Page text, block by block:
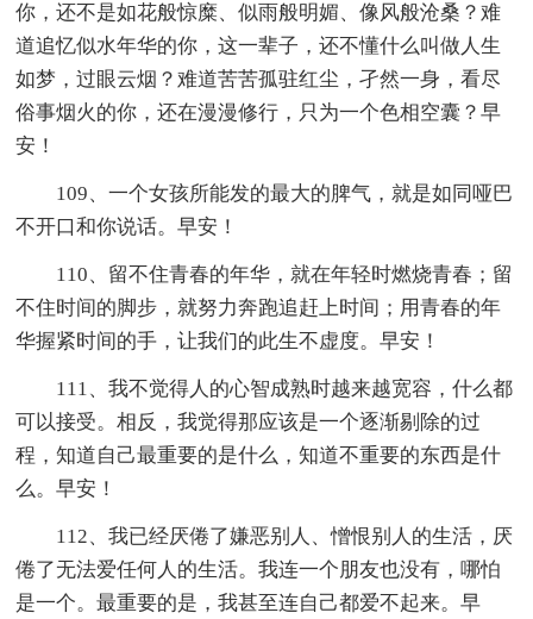
你，还不是如花般惊糜、似雨般明媚、像风般沧桑？难
道追忆似水年华的你，这一辈子，还不懂什么叫做人生
如梦，过眼云烟？难道苦苦孤驻红尘，孑然一身，看尽
俗事烟火的你，还在漫漫修行，只为一个色相空囊？早
安！
109、一个女孩所能发的最大的脾气，就是如同哑巴
不开口和你说话。早安！
110、留不住青春的年华，就在年轻时燃烧青春；留
不住时间的脚步，就努力奔跑追赶上时间；用青春的年
华握紧时间的手，让我们的此生不虚度。早安！
111、我不觉得人的心智成熟时越来越宽容，什么都
可以接受。相反，我觉得那应该是一个逐渐剔除的过
程，知道自己最重要的是什么，知道不重要的东西是什
么。早安！
112、我已经厌倦了嫌恶别人、憎恨别人的生活，厌
倦了无法爱任何人的生活。我连一个朋友也没有，哪怕
是一个。最重要的是，我甚至连自己都爱不起来。早